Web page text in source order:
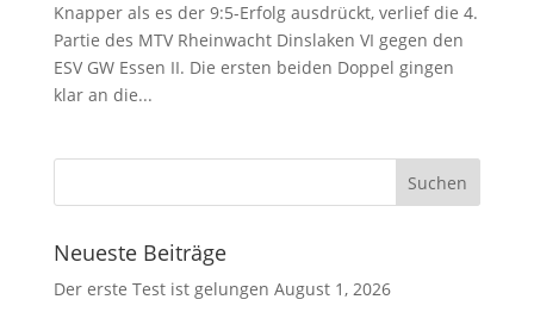
Knapper als es der 9:5-Erfolg ausdrückt, verlief die 4.
Partie des MTV Rheinwacht Dinslaken VI gegen den
ESV GW Essen II. Die ersten beiden Doppel gingen
klar an die...
Neueste Beiträge
Der erste Test ist gelungen August 1, 2026